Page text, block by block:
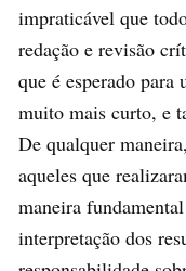
impraticável que
redação e revisão
que é esperado
muito mais curto, e
De qualquer
aqueles que
maneira
interpretação dos